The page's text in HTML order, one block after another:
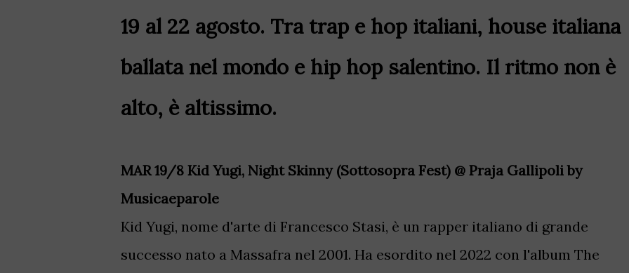
19 al 22 agosto. Tra trap e hop italiani, house italiana
ballata nel mondo e hip hop salentino. Il ritmo non è
alto, è altissimo.
MAR 19/8 Kid Yugi, Night Skinny (Sottosopra Fest) @ Praja Gallipoli by
Musicaeparole
Kid Yugi, nome d'arte di Francesco Stasi, è un rapper italiano di grande
successo nato a Massafra nel 2001. Ha esordito nel 2022 con l'album The